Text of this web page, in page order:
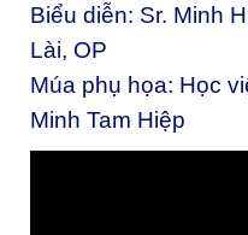
Biểu diễn: Sr. Minh
Lài, OP
Múa phụ họa: Học
Minh Tam Hiệp